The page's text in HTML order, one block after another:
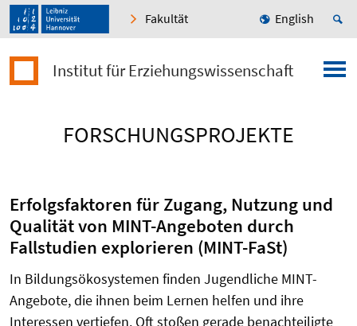
Fakultät English
Institut für Erziehungswissenschaft
FORSCHUNGSPROJEKTE
Erfolgsfaktoren für Zugang, Nutzung und
Qualität von MINT-Angeboten durch
Fallstudien explorieren (MINT-FaSt)
In Bildungsökosystemen finden Jugendliche MINT-
Angebote, die ihnen beim Lernen helfen und ihre
Interessen vertiefen. Oft stoßen gerade benachteiligte